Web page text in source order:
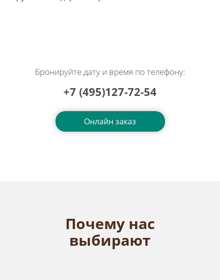
Бронируйте дату и время по телефону:
+7 (495)127-72-54
Онлайн заказ
Почему нас
выбирают